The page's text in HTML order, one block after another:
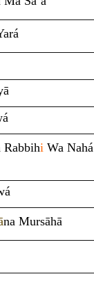
Rabbihi Wa Nahá
na Mursāhā